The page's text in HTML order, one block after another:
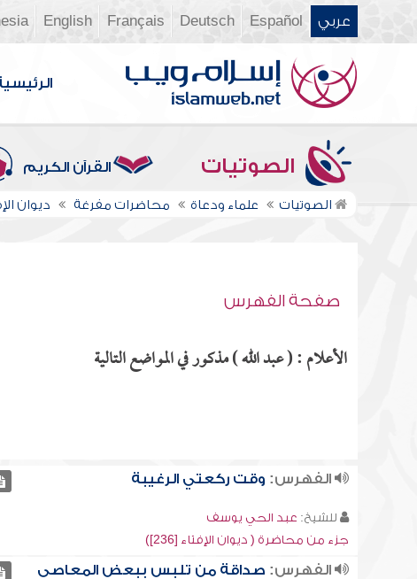
عربي Español
Deutsch
Français
English
الصوتيات القرآن الكريم
الصوتيات علماء ودعاة محاضرات مفرغة ديوان
صفحة الفهرس
الأعلام : ( عبد الله ) مذكور في المواضع التالية
الفهرس: وقت ركعتي الرغيبة
للشيخ: عبد الحي يوسف
جزء من محاضرة ( ديوان الإفتاء [236])
الفهرس: صداقة من تلبس ببعض المعاصي